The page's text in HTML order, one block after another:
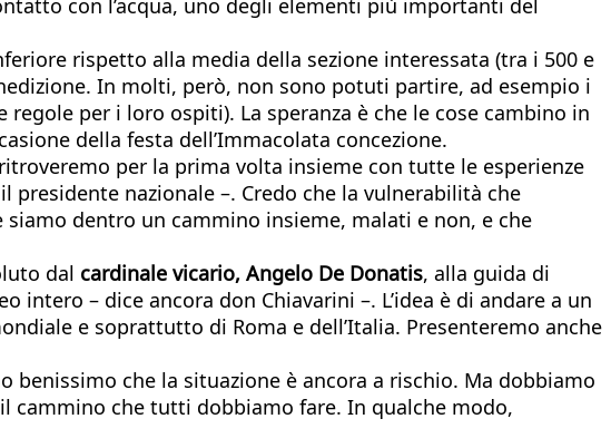
con l’acqua, uno degli elementi più importanti del
rispetto alla media della sezione interessata (tra i 500 e
In molti, però, non sono potuti partire, ad esempio i
per i loro ospiti). La speranza è che le cose cambino in
della festa dell’Immacolata concezione.
per la prima volta insieme con tutte le esperienze
presidente nazionale –. Credo che la vulnerabilità che
dentro un cammino insieme, malati e non, e che
dal cardinale vicario, Angelo De Donatis, alla guida di
intero – dice ancora don Chiavarini –. L’idea è di andare a un
e soprattutto di Roma e dell’Italia. Presenteremo anche
benissimo che la situazione è ancora a rischio. Ma dobbiamo
cammino che tutti dobbiamo fare. In qualche modo,